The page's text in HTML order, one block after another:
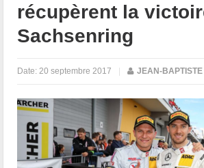
récupèrent la
Sachsenring
Date: 20 septembre 2017 | JEAN-